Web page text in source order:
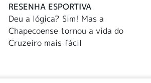
RESENHA ESPORTIVA
Deu a lógica? Sim! Mas a
Chapecoense tornou a vida do
Cruzeiro mais fácil